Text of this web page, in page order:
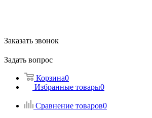
Заказать звонок
Задать вопрос
Корзина0
Избранные товары0
Сравнение товаров0